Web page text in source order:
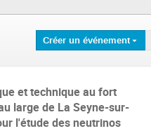
Créer un événement
et technique au fort
large de La Seyne-sur-
l'étude des neutrinos